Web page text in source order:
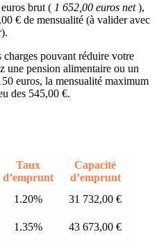
brut ( 1 652,00 euros net),
€ de mensualité (à valider avec
charges pouvant réduire votre
une pension alimentaire ou un
euros, la mensualité maximum
des 545,00 €.
Taux
d’emprunt
Capacité
d’emprunt
1.20%
31 732,00 €
1.35%
43 673,00 €